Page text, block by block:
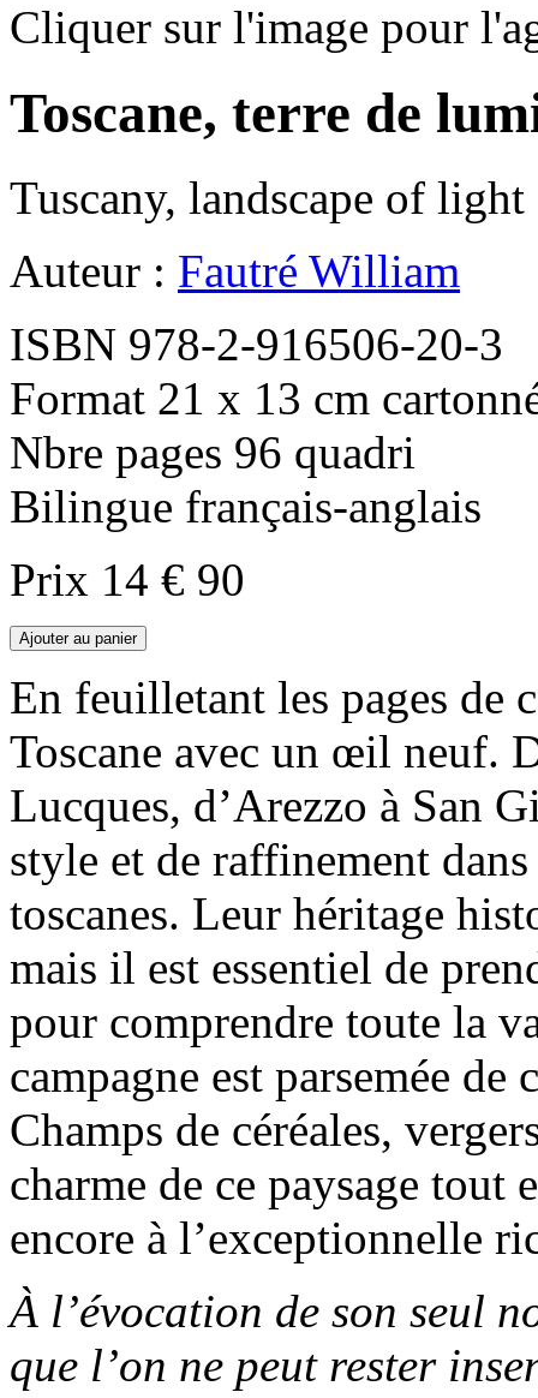
Cliquer sur l'image pour
Toscane, terre de
Tuscany, landscape of light
Auteur : Fautré William
ISBN 978-2-916506-20-3
Format 21 x 13 cm
Nbre pages 96 quadri
Bilingue français-anglais
Prix 14 € 90
En feuilletant les pages de
Toscane avec un œil neuf.
Lucques, d’Arezzo à San
style et de raffinement
toscanes. Leur héritage
mais il est essentiel de
pour comprendre toute la
campagne est parsemée
Champs de céréales,
charme de ce paysage tout
encore à l’exceptionnelle
À l’évocation de son seul
que l’on ne peut rester